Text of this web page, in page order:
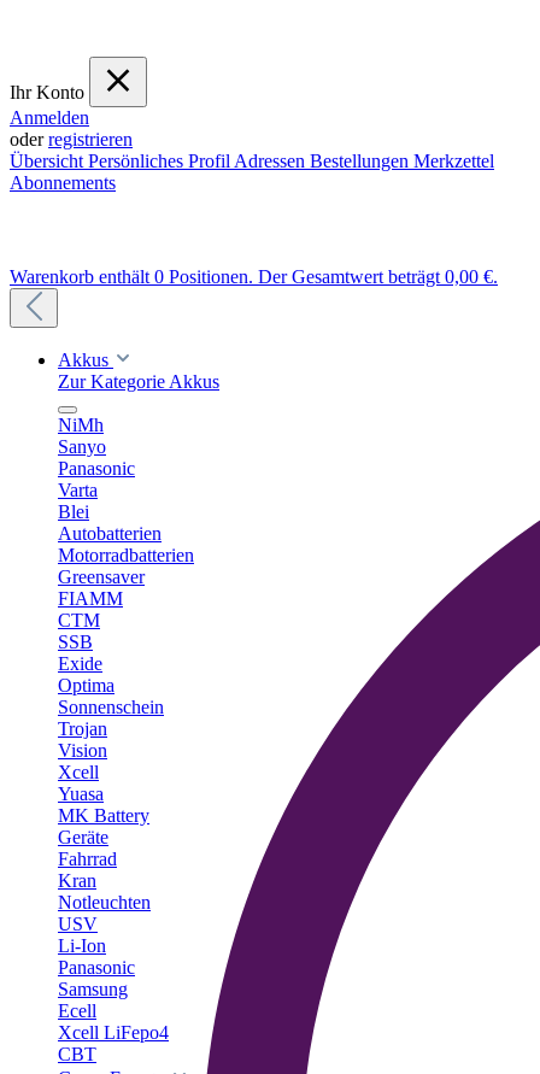
Ihr Konto
Anmelden
oderregistrieren
Übersicht Persönliches Profil Adressen Bestellungen Merkzettel
Abonnements
Warenkorb enthält 0 Positionen. Der Gesamtwert beträgt 0,00 €.
Akkus
Zur Kategorie Akkus
NiMh
Sanyo
Panasonic
Varta
Blei
Autobatterien
Motorradbatterien
Greensaver
FIAMM
CTM
SSB
Exide
Optima
Sonnenschein
Trojan
Vision
Xcell
Yuasa
MK Battery
Geräte
Fahrrad
Kran
Notleuchten
USV
Li-Ion
Panasonic
Samsung
Ecell
Xcell LiFepo4
CBT